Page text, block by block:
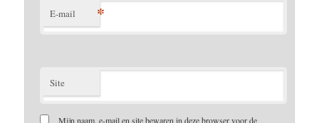
E-mail *
Site
Mijn naam, e-mail en site bewaren in deze browser voor de